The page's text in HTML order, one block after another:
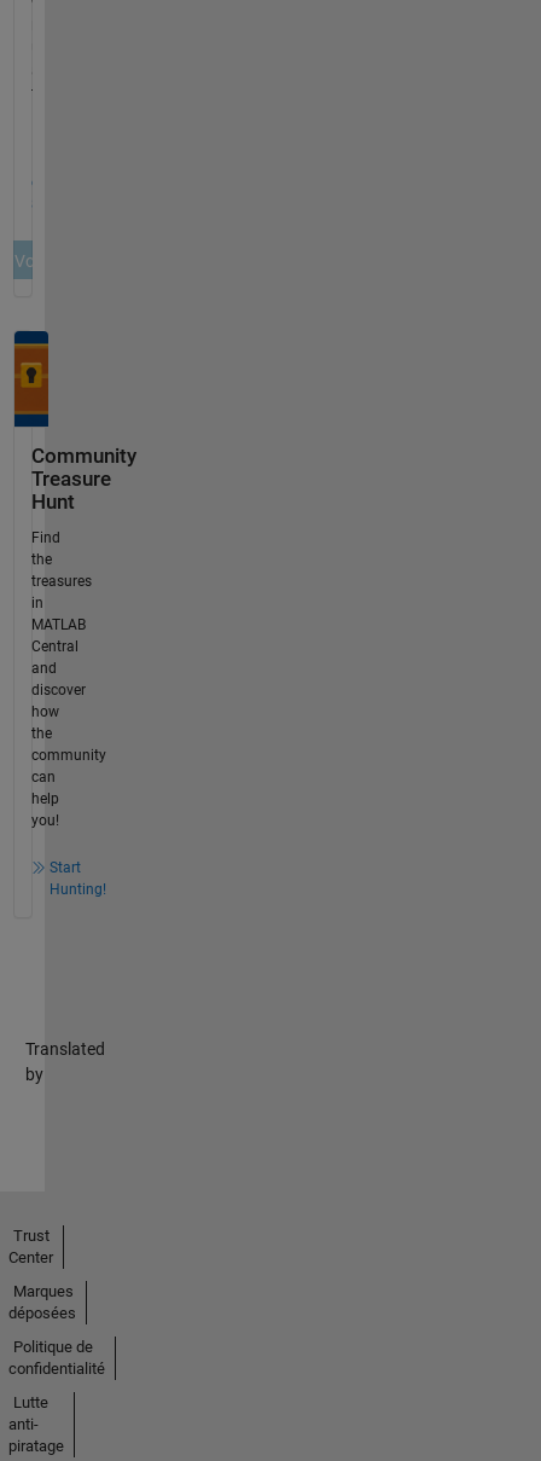
Community
Treasure
Hunt
Find
the
treasures
in
MATLAB
Central
and
discover
how
the
community
can
help
you!
Start
Hunting!
Translated
by
Trust
Center
Marques
déposées
Politique de
confidentialité
Lutte
anti-
piratage